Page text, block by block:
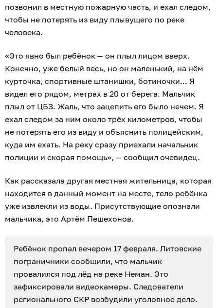
позвонил в местную пожарную часть, и ехал следом,
чтобы не потерять из виду плывущего по реке
человека.
«Это явно был ребёнок — он плыл лицом вверх.
Конечно, уже белый весь, но он маленький, на нём
курточка, спортивные штанишки, ботиночки... Я
видел его рядом, метрах в 20 от берега. Мальчик
плыл от ЦБЗ. Жаль, что зацепить его было нечем. Я
ехал следом за ним около трёх километров, чтобы
не потерять его из виду и объяснить полицейским,
куда им ехать. На реку сразу приехали начальник
полиции и скорая помощь», — сообщил очевидец.
Как рассказала другая местная жительница, которая
находится в данный момент на месте, тело ребёнка
уже извлекли из воды. Присутствующие опознали
мальчика, это Артём Пешехонов.
Ребёнок пропал вечером 17 февраля. Литовские
пограничники сообщили, что мальчик
провалился под лёд на реке Неман. Это
зафиксировали видеокамеры. Следователи
регионального СКР возбудили уголовное дело.